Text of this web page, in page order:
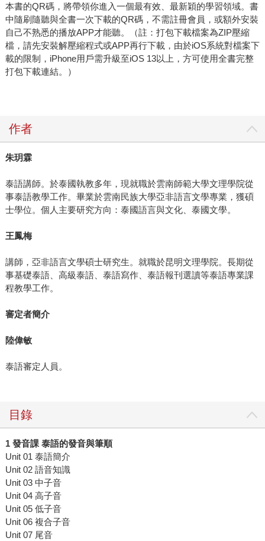
本書的QR碼，將帶領你進入一個最有效、最新穎的學習領域。書
中隨刷隨聽與全書一次下載的QR碼，不需註冊會員，或額外安裝
自己不熟悉的播放APP才能聽。（註：打包下載檔案為ZIP壓縮
檔，請先安裝解壓縮程式或APP再行下載，由於iOS系統對檔案下
載的限制，iPhone用戶需升級至iOS 13以上，方可使用全書完整
打包下載連結。）
作者
朱玥霖
泰語講師。於泰國執教多年，現就職於雲南師範大學文理學院從
事泰語教學工作。畢業於雲南民族大學亞非語言文學專業，獲碩
士學位。個人主要研究方向：泰國語言與文化、泰國文學。
王鳳梅
講師，亞非語言文學碩士研究生。就職於昆明文理學院。長期從
事基礎泰語、高級泰語、泰語寫作、泰語報刊選讀等泰語專業課
程教學工作。
審定者簡介
陸偉敏
泰語審定人員。
目錄
1 發音課 泰語的發音與筆順
Unit 01 泰語簡介
Unit 02 語音知識
Unit 03 中子音
Unit 04 高子音
Unit 05 低子音
Unit 06 複合子音
Unit 07 尾音